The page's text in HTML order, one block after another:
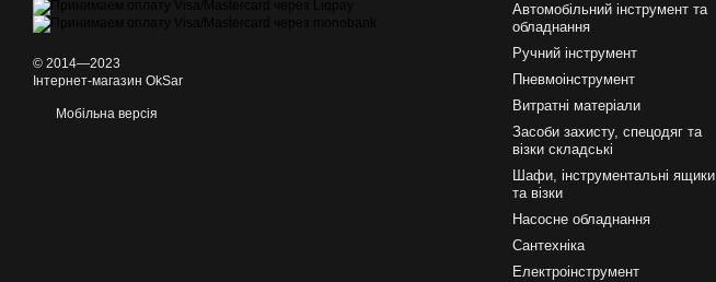
© 2014—2023
Інтернет-магазин OkSar
Мобільна версія
Автомобільний інструмент та
обладнання
Ручний інструмент
Пневмоінструмент
Витратні матеріали
Засоби захисту, спецодяг та
візки складські
Шафи, інструментальні ящики
та візки
Насосне обладнання
Сантехніка
Електроінструмент